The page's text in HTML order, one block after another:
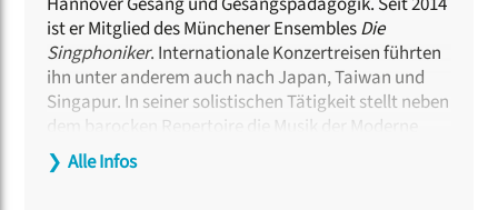
ist er Mitglied des Münchener EnsemblesDie
Singphoniker. Internationale Konzertreisen führten
ihn unter anderem auch nach Japan, Taiwan und
Singapur. In seiner solistischen Tätigkeit stellt neben
dem barocken Repertoire die Musik der Moderne
einen wichtigen Schwerpunkt seiner Arbeit dar – er
war an zahlreichen Uraufführungen beteiligt
❯ Alle Infos